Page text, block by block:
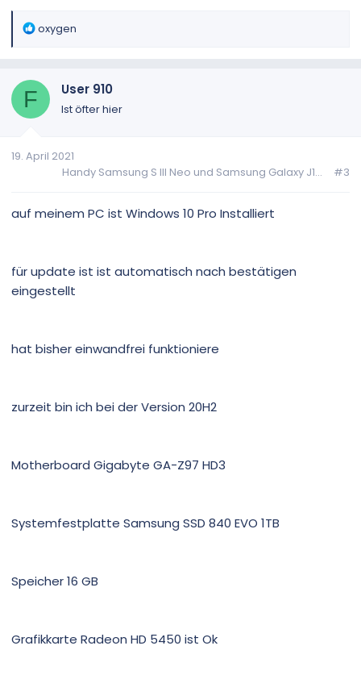
R
e
oxygen
F User 910
Ist öfter hier
19. April 2021
Handy Samsung S III Neo und Samsung Galaxy J1...
#3
auf meinem PC ist Windows 10 Pro Installiert
für update ist ist automatisch nach bestätigen
eingestellt
hat bisher einwandfrei funktioniere
zurzeit bin ich bei der Version 20H2
Motherboard Gigabyte GA-Z97 HD3
Systemfestplatte Samsung SSD 840 EVO 1TB
Speicher 16 GB
Grafikkarte Radeon HD 5450 ist Ok